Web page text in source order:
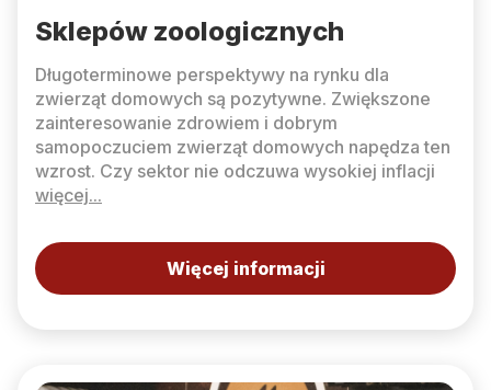
Sklepów zoologicznych
Długoterminowe perspektywy na rynku dla
zwierząt domowych są pozytywne. Zwiększone
zainteresowanie zdrowiem i dobrym
samopoczuciem zwierząt domowych napędza ten
wzrost. Czy sektor nie odczuwa wysokiej inflacji
więcej...
Więcej informacji